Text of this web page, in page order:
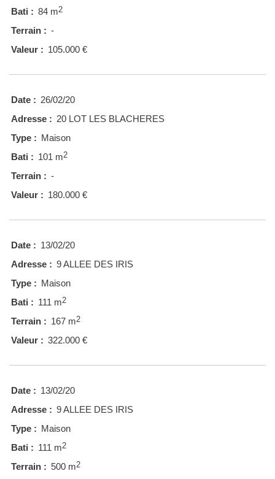
Bati : 84 m2
Terrain : -
Valeur : 105.000 €
Date : 26/02/20
Adresse : 20 LOT LES BLACHERES
Type : Maison
Bati : 101 m2
Terrain : -
Valeur : 180.000 €
Date : 13/02/20
Adresse : 9 ALLEE DES IRIS
Type : Maison
Bati : 111 m2
Terrain : 167 m2
Valeur : 322.000 €
Date : 13/02/20
Adresse : 9 ALLEE DES IRIS
Type : Maison
Bati : 111 m2
Terrain : 500 m2